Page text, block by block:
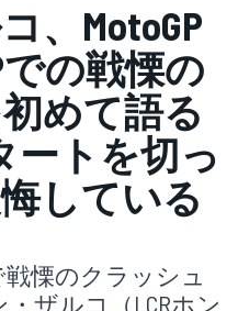
、MotoGP
の戦慄の
めて語る
ートを切っ
している
戦慄のクラッシュ
ザルコ（LCRホン